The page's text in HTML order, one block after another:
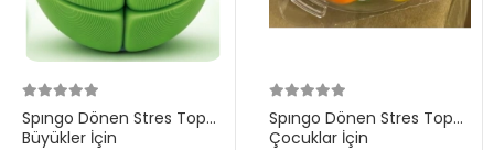
Spıngo Dönen Stres Topu
Büyükler İçin
Spıngo Dönen Stres Topu
Çocuklar İçin